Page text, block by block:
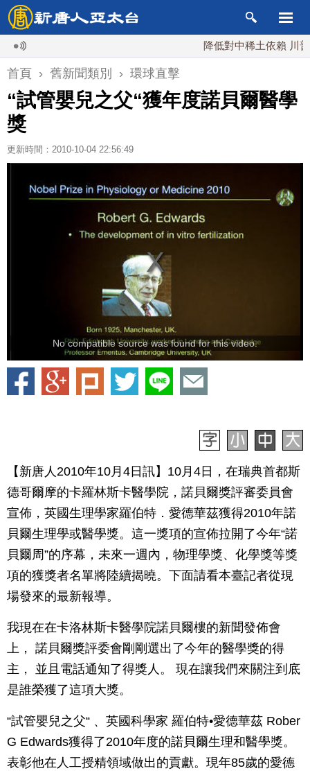
降低對中稀土依賴 川普宣
首頁 › 舊新聞類別 › 環球直擊
“試管嬰兒之父“獲年度諾貝爾醫學
獎
更新時間：2010-10-04 22:56:49
No compatible source was found for this video.
【新唐人2010年10月4日訊】10月4日，在瑞典首都斯
德哥爾摩的卡羅林斯卡醫學院，諾貝爾獎評審委員會
宣佈，英國生理學家羅伯特．愛德華茲獲得2010年諾
貝爾生理學或醫學獎。這一獎項的宣佈拉開了今年“諾
貝爾周”的序幕，未來一週內，物理學獎、化學獎等獎
項的獲獎者名單將陸續揭曉。下面請看本臺記者從現
場發來的最新報導。
我現在在卡洛林斯卡醫學院諾貝爾樓的新聞發佈會
上， 諾貝爾獎評委會剛剛選出了今年的醫學獎的得
主， 並且電話通知了得獎人。 現在讓我們來關注到底
是誰榮獲了這項大獎。
“試管嬰兒之父“ 、英國科學家 羅伯特•愛德華茲 Rober
G Edwards獲得了2010年度的諾貝爾生理和醫學獎。
表彰他在人工授精領域做出的貢獻。現年85歲的愛德